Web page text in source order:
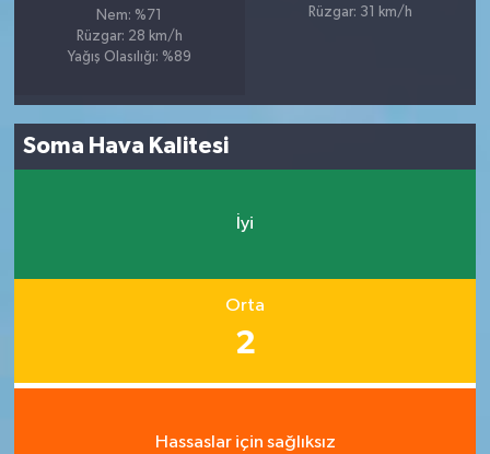
Nem: %71
Rüzgar: 28 km/h
Yağış Olasılığı: %89
Rüzgar: 31 km/h
Soma Hava Kalitesi
İyi
Orta
2
Hassaslar için sağlıksız